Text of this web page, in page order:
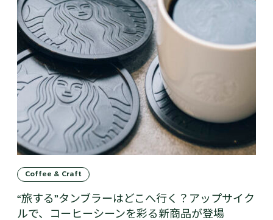
Coffee & Craft
“旅する”タンブラーはどこへ行く？アップサイク
ルで、コーヒーシーンを彩る新商品が登場